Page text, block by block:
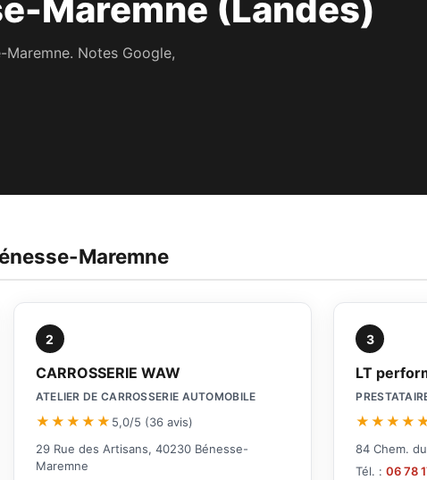
Maremne (Landes)
Notes Google,
Maremne
2
CARROSSERIE WAW
ATELIER DE CARROSSERIE AUTOMOBILE
★★★★★ 5,0/5 (36 avis)
29 Rue des Artisans, 40230 Bénesse-
Maremne
3
LT
84 Chem.
Tél. :06 78